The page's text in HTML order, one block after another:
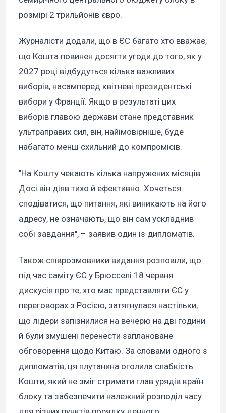
розмірі 2 трильйонів євро.
Журналісти додали, що в ЄС багато хто вважає,
що Кошта повинен досягти угоди до того, як у
2027 році відбудуться кілька важливих
виборів, насамперед квітневі президентські
вибори у Франції. Якщо в результаті цих
виборів главою держави стане представник
ультраправих сил, він, найімовірніше, буде
набагато менш схильний до компромісів.
"На Кошту чекають кілька напружених місяців.
Досі він діяв тихо й ефективно. Хочеться
сподіватися, що питання, які виникають на його
адресу, не означають, що він сам ускладнив
собі завдання", – заявив один із дипломатів.
Також співрозмовники видання розповіли, що
під час саміту ЄС у Брюсселі 18 червня
дискусія про те, хто має представляти ЄС у
переговорах з Росією, затягнулася настільки,
що лідери запізнилися на вечерю на дві години
й були змушені перенести заплановане
обговорення щодо Китаю. За словами одного з
дипломатів, ця плутанина оголила слабкість
Кошти, який не зміг стримати глав урядів країн
блоку та забезпечити належний розподіл часу